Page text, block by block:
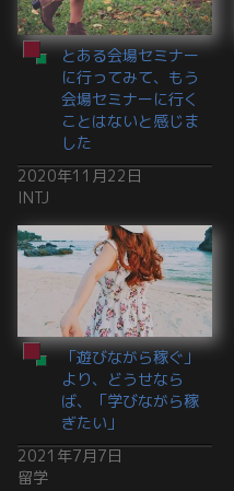
とある会場セミナー
に行ってみて、もう
会場セミナーに行く
ことはないと感じま
した
2020年11月22日
INTJ
「遊びながら稼ぐ」
より、どうせなら
ば、「学びながら稼
ぎたい」
2021年7月7日
留学